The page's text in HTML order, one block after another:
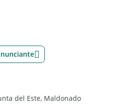
del Este, Maldonado